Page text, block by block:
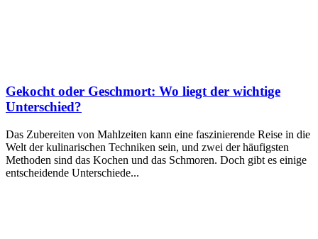
Gekocht oder Geschmort: Wo liegt der wichtige
Unterschied?
Das Zubereiten von Mahlzeiten kann eine faszinierende Reise in die
Welt der kulinarischen Techniken sein, und zwei der häufigsten
Methoden sind das Kochen und das Schmoren. Doch gibt es einige
entscheidende Unterschiede...